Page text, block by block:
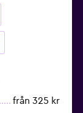
från 325 kr